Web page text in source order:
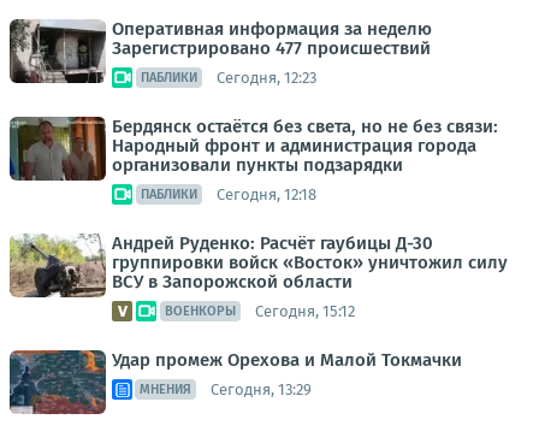
Оперативная информация за неделю
Зарегистрировано 477 происшествий
ПАБЛИКИ Сегодня, 12:23
Бердянск остаётся без света, но не без связи:
Народный фронт и администрация города
организовали пункты подзарядки
ПАБЛИКИ Сегодня, 12:18
Андрей Руденко: Расчёт гаубицы Д-30
группировки войск «Восток» уничтожил силу
ВСУ в Запорожской области
ВОЕНКОРЫ Сегодня, 15:12
Удар промеж Орехова и Малой Токмачки
МНЕНИЯ Сегодня, 13:29